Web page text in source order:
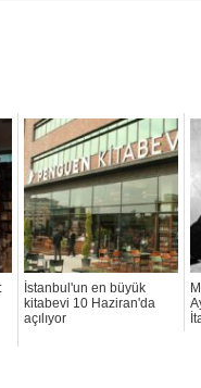
İstanbul'un en büyük
kitabevi 10 Haziran'da
açılıyor